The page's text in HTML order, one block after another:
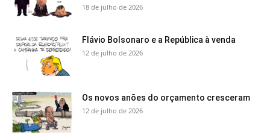
18 de julho de 2026
Flávio Bolsonaro e a República à venda
12 de julho de 2026
Os novos anões do orçamento cresceram
12 de julho de 2026